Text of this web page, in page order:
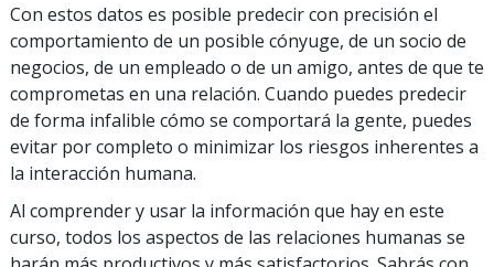
Con estos datos es posible predecir con precisión el
comportamiento de un posible cónyuge, de un socio de
negocios, de un empleado o de un amigo, antes de que te
comprometas en una relación. Cuando puedes predecir
de forma infalible cómo se comportará la gente, puedes
evitar por completo o minimizar los riesgos inherentes a
la interacción humana.
Al comprender y usar la información que hay en este
curso, todos los aspectos de las relaciones humanas se